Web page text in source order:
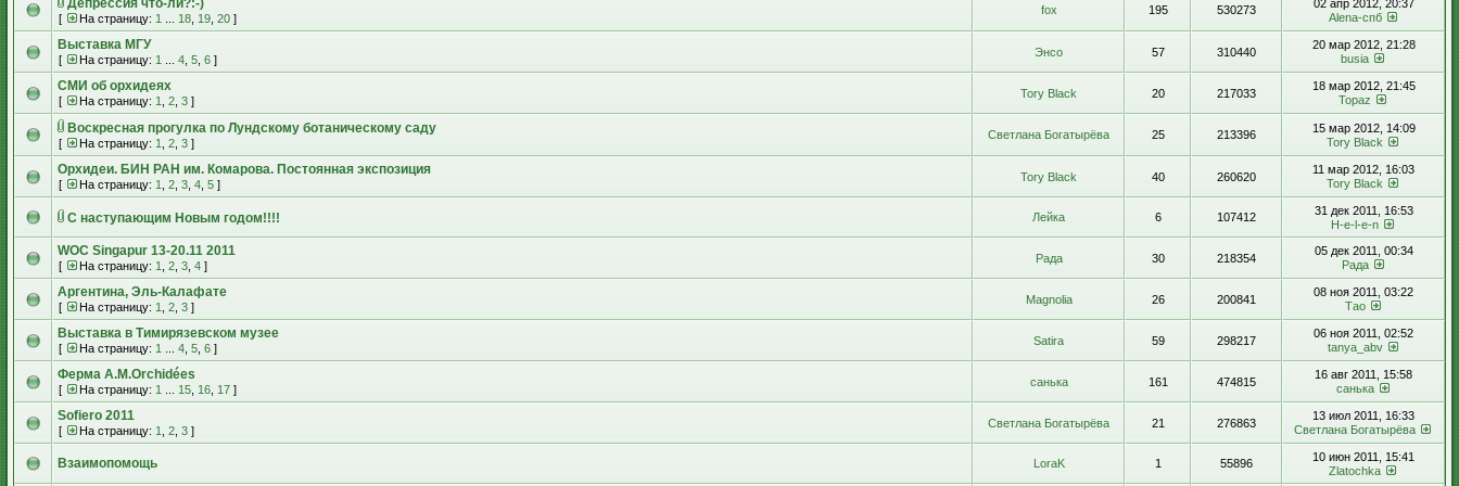
Депрессия что-ли?:-)
[ На страницу: 1 18 19 20 ]
fox 195 530273
02 апр 2012, 20:37
Alena-спб
Выставка МГУ
[ На страницу: 1 4 5 6 ]
Энсо 57 310440
20 мар 2012, 21:28
busia
СМИ об орхидеях
[ На страницу: 1 2 3 ]
Tory Black 20 217033
18 мар 2012, 21:45
Topaz
Воскресная прогулка по Лундскому ботаническому саду
[ На страницу: 1 2 3 ]
Светлана Богатырёва 25 213396
15 мар 2012, 14:09
Tory Black
Орхидеи. БИН РАН им. Комарова. Постоянная экспозиция
[ На страницу: 1 2 3 4 5 ]
Tory Black 40 260620
11 мар 2012, 16:03
Tory Black
С наступающим Новым годом!!!! Лейка 6 107412
31 дек 2011, 16:53
H-e-l-e-n
WOC Singapur 13-20.11 2011
[ На страницу: 1 2 3 4 ]
Рада 30 218354
05 дек 2011, 00:34
Рада
Аргентина, Эль-Калафате
[ На страницу: 1 2 3 ]
Magnolia 26 200841
08 ноя 2011, 03:22
Тао
Выставка в Тимирязевском музее
[ На страницу: 1 4 5 6 ]
Satira 59 298217
06 ноя 2011, 02:52
tanya_abv
Ферма А.М.Orchidées
[ На страницу: 1 15 16 17 ]
санька 161 474815
16 авг 2011, 15:58
санька
Sofiero 2011
[ На страницу: 1 2 3 ]
Светлана Богатырёва 21 276863
13 июл 2011, 16:33
Светлана Богатырёва
Взаимопомощь LoraK 1 55896
10 июн 2011, 15:41
Zlatochka